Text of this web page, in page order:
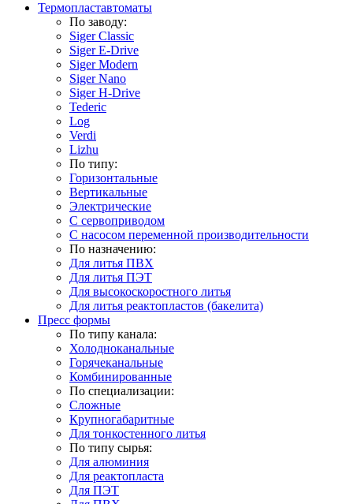
Термопластавтоматы
По заводу:
Siger Classic
Siger E-Drive
Siger Modern
Siger Nano
Siger H-Drive
Tederic
Log
Verdi
Lizhu
По типу:
Горизонтальные
Вертикальные
Электрические
С сервоприводом
С насосом переменной производительности
По назначению:
Для литья ПВХ
Для литья ПЭТ
Для высокоскоростного литья
Для литья реактопластов (бакелита)
Пресс формы
По типу канала:
Холодноканальные
Горячеканальные
Комбинированные
По специализации:
Сложные
Крупногабаритные
Для тонкостенного литья
По типу сырья:
Для алюминия
Для реактопласта
Для ПЭТ